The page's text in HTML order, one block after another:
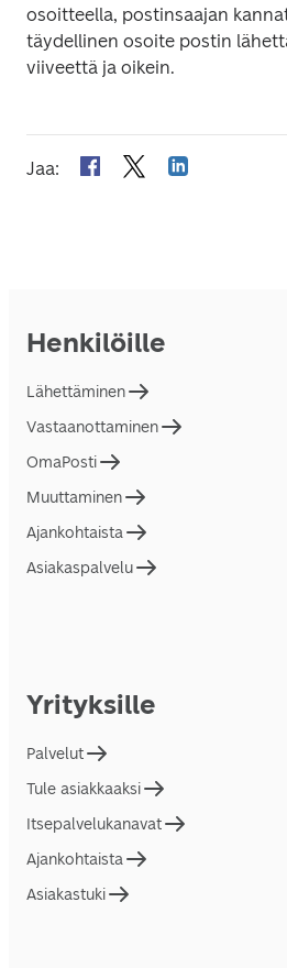
osoitteella, postinsaajan
täydellinen osoite postin
viiveettä ja oikein.
Jaa:
Henkilöille
Lähettäminen
Vastaanottaminen
OmaPosti
Muuttaminen
Ajankohtaista
Asiakaspalvelu
Yrityksille
Palvelut
Tule asiakkaaksi
Itsepalvelukanavat
Ajankohtaista
Asiakastuki